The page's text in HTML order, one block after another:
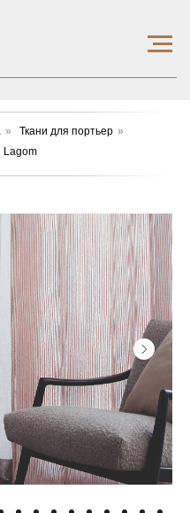
» Ткани для портьер »
Lagom